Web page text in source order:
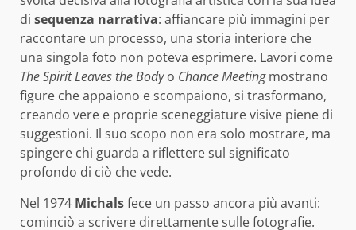
di sequenza narrativa: affiancare più immagini per
raccontare un processo, una storia interiore che
una singola foto non poteva esprimere. Lavori come
The Spirit Leaves the Bodyo Chance Meetingmostrano
figure che appaiono e scompaiono, si trasformano,
creando vere e proprie sceneggiature visive piene di
suggestioni. Il suo scopo non era solo mostrare, ma
spingere chi guarda a riflettere sul significato
profondo di ciò che vede.
Nel 1974 Michalsfece un passo ancora più avanti:
cominciò a scrivere direttamente sulle fotografie.